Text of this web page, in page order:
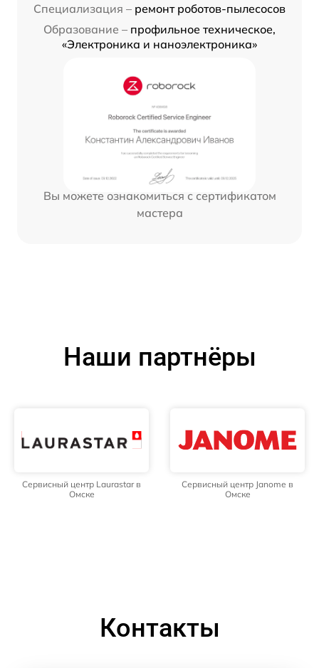
Специализация – ремонт роботов-пылесосов
Образование – профильное техническое,
«Электроника и наноэлектроника»
Вы можете ознакомиться с сертификатом
мастера
Наши партнёры
Сервисный центр Laurastar в
Омске
Сервисный центр Janome в
Омске
Контакты